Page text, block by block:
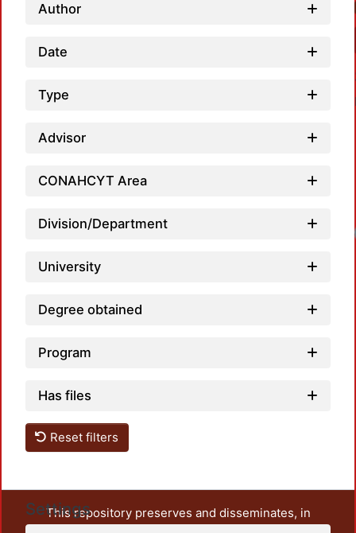
Author
Date
Type
Advisor
CONAHCYT Area
Division/Department
University
Degree obtained
Program
Has files
Reset filters
Settings
This repository preserves and disseminates, in